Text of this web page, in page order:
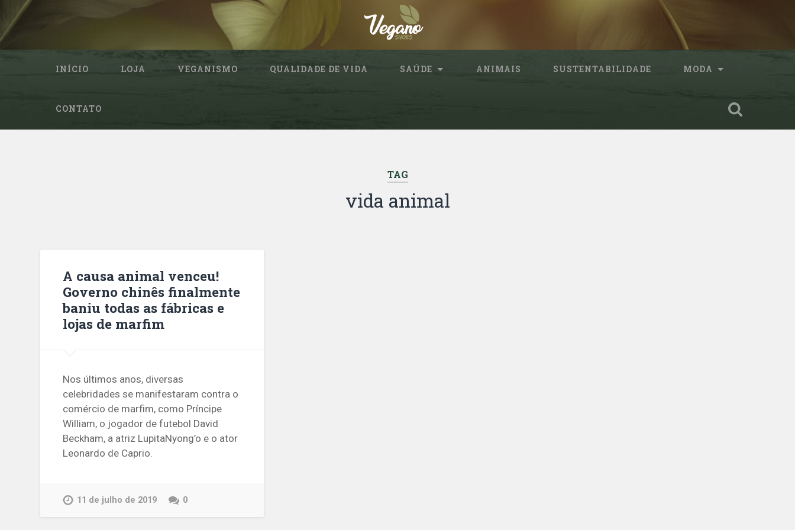
INÍCIO LOJA VEGANISMO QUALIDADE DE VIDA SAÚDE ANIMAIS SUSTENTABILIDADE MODA
CONTATO
TAG
vida animal
A causa animal venceu!
Governo chinês finalmente
baniu todas as fábricas e
lojas de marfim
Nos últimos anos, diversas
celebridades se manifestaram contra o
comércio de marfim, como Príncipe
William, o jogador de futebol David
Beckham, a atriz LupitaNyong’o e o ator
Leonardo de Caprio.
11 de julho de 2019 0